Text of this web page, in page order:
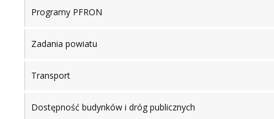
Programy PFRON
Zadania powiatu
Transport
Dostępność budynków i dróg publicznych